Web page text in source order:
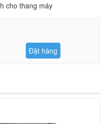
cho thang máy
Đặt hàng